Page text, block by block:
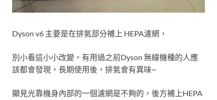
Dyson v6 主要是在排氣部分補上 HEPA濾網，
別小看這小小改變，有用過之前Dyson 無線機種的人應
該都會發現，長期使用後，排氣會有異味~
顯見光靠機身內部的一個濾網是不夠的，後方補上HEPA